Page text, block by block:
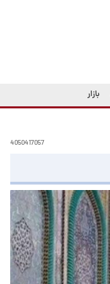
بازار
4050417057